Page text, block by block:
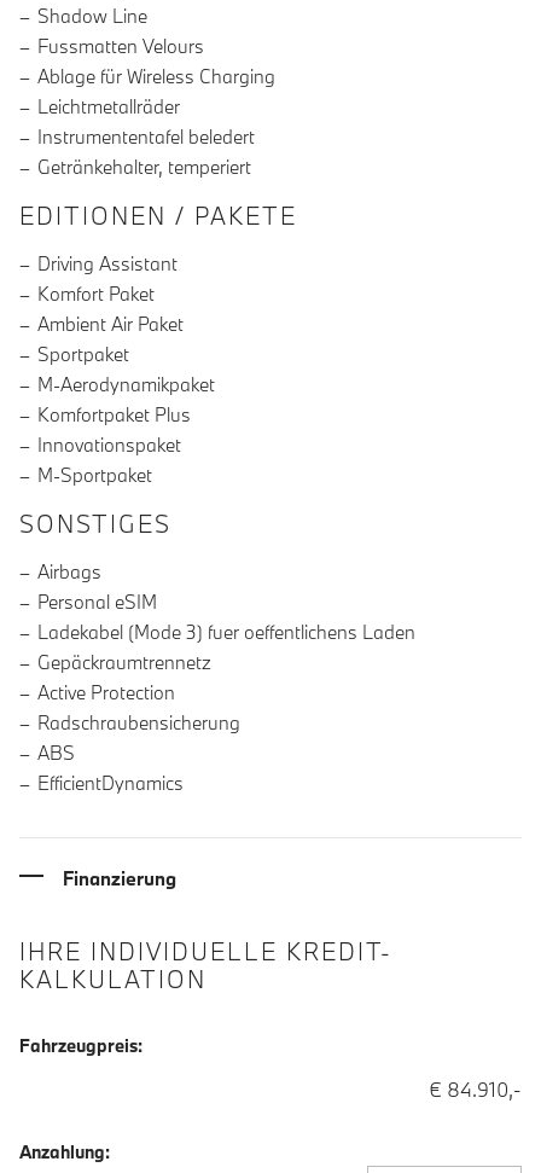
Shadow Line
Fussmatten Velours
Ablage für Wireless Charging
Leichtmetallräder
Instrumententafel beledert
Getränkehalter, temperiert
EDITIONEN / PAKETE
Driving Assistant
Komfort Paket
Ambient Air Paket
Sportpaket
M-Aerodynamikpaket
Komfortpaket Plus
Innovationspaket
M-Sportpaket
SONSTIGES
Airbags
Personal eSIM
Ladekabel (Mode 3) fuer oeffentlichens Laden
Gepäckraumtrennetz
Active Protection
Radschraubensicherung
ABS
EfficientDynamics
Finanzierung
IHRE INDIVIDUELLE KREDIT-
KALKULATION
Fahrzeugpreis:
€ 84.910,-
Anzahlung: